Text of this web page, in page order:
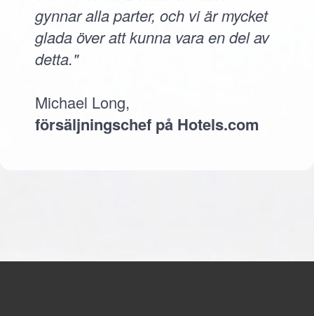
gynnar alla parter, och vi är mycket
glada över att kunna vara en del av
detta."
Michael Long,
försäljningschef på Hotels.com